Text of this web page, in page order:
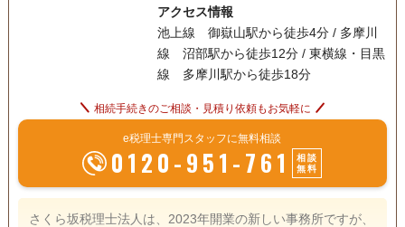
アクセス情報
池上線 御嶽山駅から徒歩4分 / 多摩川
線 沼部駅から徒歩12分 / 東横線・目黒
線 多摩川駅から徒歩18分
相続手続きのご相談・見積り依頼もお気軽に
e税理士専門スタッフに無料相談
0120-951-761
相談
無料
さくら坂税理士法人は、2023年開業の新しい事務所ですが、